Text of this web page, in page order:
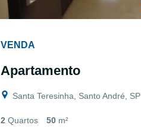
VENDA
Apartamento
Santa Teresinha, Santo André, SP
2 Quartos 50 m²